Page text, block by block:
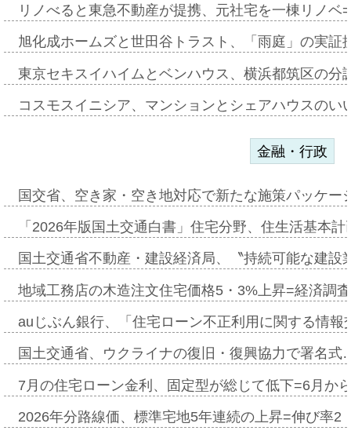
リノべると東急不動産が提携、元社宅を一棟リノ
旭化成ホームズと世田谷トラスト、「雨庭」の実
東京セキスイハイムとベンハウス、横浜都筑区の
コスモスイニシア、マンションとシェアハウスの
金融・行政
国交省、空き家・空き地対応で新たな施策パッケ
「2026年版国土交通白書」住宅分野、住生活基本
国土交通省不動産・建設経済局、〝持続可能な建
地域工務店の木造注文住宅価格5・3%上昇=経済調
auじぶん銀行、「住宅ローン不正利用に関する情
国土交通省、ウクライナの復旧・復興協力で署名
7月の住宅ローン金利、固定型が総じて低下=6月か
2026年分路線価、標準宅地5年連続の上昇=伸び率